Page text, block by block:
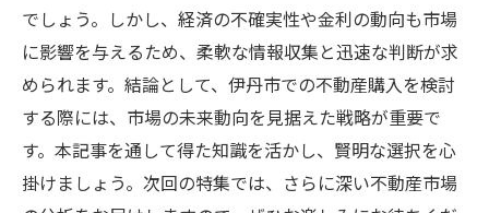
でしょう。しかし、経済の不確実性や金利の動向も市場
に影響を与えるため、柔軟な情報収集と迅速な判断が求
められます。結論として、伊丹市での不動産購入を検討
する際には、市場の未来動向を見据えた戦略が重要で
す。本記事を通して得た知識を活かし、賢明な選択を心
掛けましょう。次回の特集では、さらに深い不動産市場